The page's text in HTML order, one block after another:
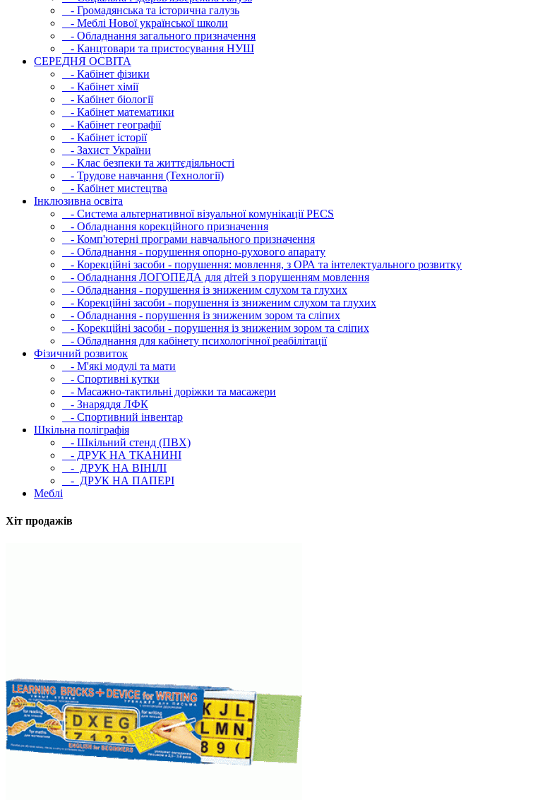
- Громадянська та історична галузь
- Меблі Нової української школи
- Обладнання загального призначення
- Канцтовари та пристосування НУШ
СЕРЕДНЯ ОСВIТА
- Кабінет фізики
- Кабінет хімії
- Кабінет біології
- Кабінет математики
- Кабінет географії
- Кабінет історії
- Захист України
- Клас безпеки та життєдіяльності
- Трудове навчання (Технології)
- Кабінет мистецтва
Інклюзивна освіта
- Система альтернативної візуальної комунікації PECS
- Обладнання корекційного призначення
- Комп'ютерні програми навчального призначення
- Обладнання - порушення опорно-рухового апарату
- Корекційні засоби - порушення: мовлення, з ОРА та інтелектуального розвитку
- Обладнання ЛОГОПЕДА для дітей з порушенням мовлення
- Обладнання - порушення із зниженим слухом та глухих
- Корекційні засоби - порушення із зниженим слухом та глухих
- Обладнання - порушення із зниженим зором та сліпих
- Корекційні засоби - порушення із зниженим зором та сліпих
- Обладнання для кабінету психологічної реабілітації
Фізичний розвиток
- М'які модулi та мати
- Спортивні кутки
- Масажно-тактильні доріжки та масажери
- Знаряддя ЛФК
- Спортивний інвентар
Шкільна поліграфія
- Шкільний стенд (ПВХ)
- ДРУК НА ТКАНИНІ
- ДРУК НА ВІНІЛІ
- ДРУК НА ПАПЕРІ
Меблі
Хіт продажів